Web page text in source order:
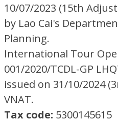
10/07/2023 (15th
by Lao Cai's
Planning.
International Tour
001/2020/TCDL-GP
issued on 31/10/2024
VNAT.
Tax code: 5300145615